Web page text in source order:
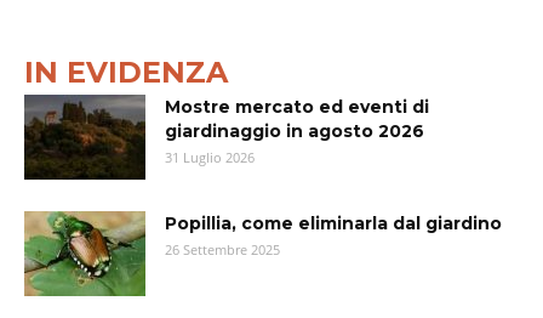
IN EVIDENZA
Mostre mercato ed eventi di
giardinaggio in agosto 2026
31 Luglio 2026
Popillia, come eliminarla dal giardino
26 Settembre 2025